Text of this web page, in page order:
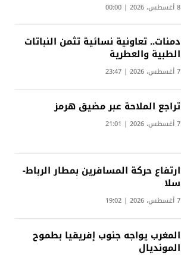
8 أغسطس، 2026 | 00:00
دمنات.. تعاونية نسائية تثمن النباتات
الطبية والعطرية
7 أغسطس، 2026 | 23:47
تراجع الملاحة عبر مضيق هرمز
7 أغسطس، 2026 | 21:01
ارتفاع حركة المسافرين بمطار الرباط-
سلا
7 أغسطس، 2026 | 19:02
المغرب يواجه جنوب إفريقيا بطموح
المونديال